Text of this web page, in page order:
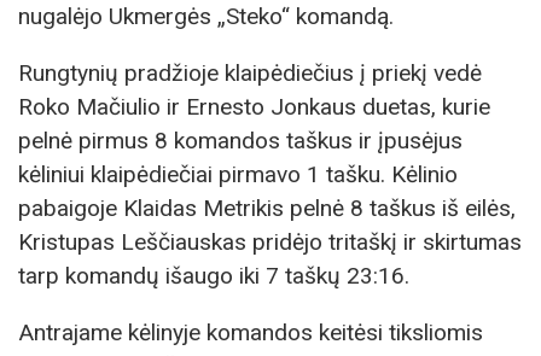
nugalėjo Ukmergės „Steko“ komandą.
Rungtynių pradžioje klaipėdiečius į priekį vedė
Roko Mačiulio ir Ernesto Jonkaus duetas, kurie
pelnė pirmus 8 komandos taškus ir įpusėjus
kėliniui klaipėdiečiai pirmavo 1 tašku. Kėlinio
pabaigoje Klaidas Metrikis pelnė 8 taškus iš eilės,
Kristupas Leščiauskas pridėjo tritaškį ir skirtumas
tarp komandų išaugo iki 7 taškų 23:16.
Antrajame kėlinyje komandos keitėsi tiksliomis